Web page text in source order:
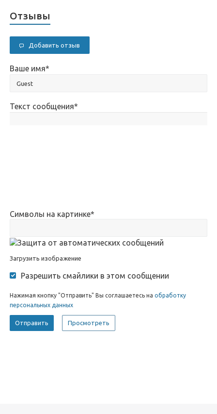
Отзывы
Добавить отзыв
Ваше имя*
Текст сообщения*
Символы на картинке*
Загрузить изображение
Разрешить смайлики в этом сообщении
Нажимая кнопку "Отправить" Вы соглашаетесь на обработку
персональных данных